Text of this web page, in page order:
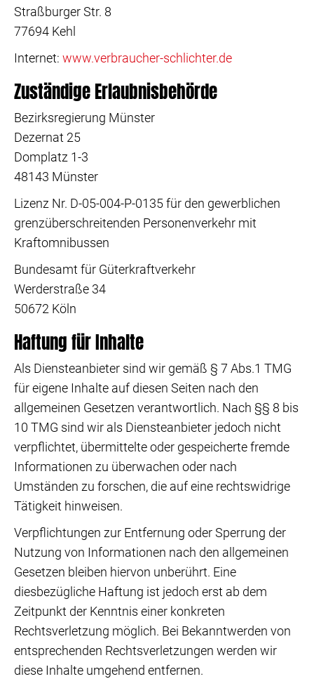
Straßburger Str. 8
77694 Kehl
Internet: www.verbraucher-schlichter.de
Zuständige Erlaubnisbehörde
Bezirksregierung Münster
Dezernat 25
Domplatz 1-3
48143 Münster
Lizenz Nr. D-05-004-P-0135 für den gewerblichen
grenzüberschreitenden Personenverkehr mit
Kraftomnibussen
Bundesamt für Güterkraftverkehr
Werderstraße 34
50672 Köln
Haftung für Inhalte
Als Diensteanbieter sind wir gemäß § 7 Abs.1 TMG
für eigene Inhalte auf diesen Seiten nach den
allgemeinen Gesetzen verantwortlich. Nach §§ 8 bis
10 TMG sind wir als Diensteanbieter jedoch nicht
verpflichtet, übermittelte oder gespeicherte fremde
Informationen zu überwachen oder nach
Umständen zu forschen, die auf eine rechtswidrige
Tätigkeit hinweisen.
Verpflichtungen zur Entfernung oder Sperrung der
Nutzung von Informationen nach den allgemeinen
Gesetzen bleiben hiervon unberührt. Eine
diesbezügliche Haftung ist jedoch erst ab dem
Zeitpunkt der Kenntnis einer konkreten
Rechtsverletzung möglich. Bei Bekanntwerden von
entsprechenden Rechtsverletzungen werden wir
diese Inhalte umgehend entfernen.